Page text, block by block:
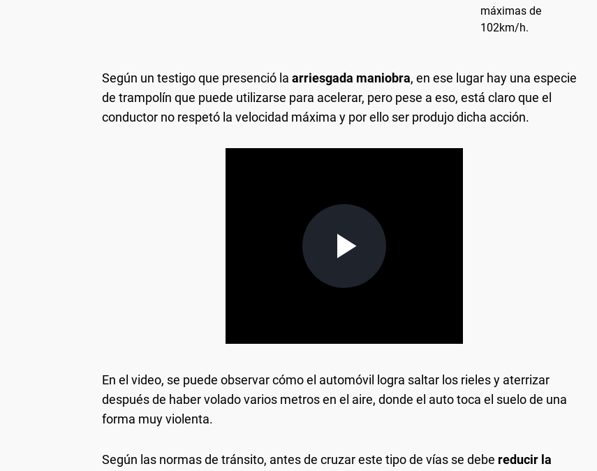
Según un testigo que presenció la arriesgada maniobra, en ese lugar hay una especie
de trampolín que puede utilizarse para acelerar, pero pese a eso, está claro que el
conductor no respetó la velocidad máxima y por ello ser produjo dicha acción.
En el video, se puede observar cómo el automóvil logra saltar los rieles y aterrizar
después de haber volado varios metros en el aire, donde el auto toca el suelo de una
forma muy violenta.
Según las normas de tránsito, antes de cruzar este tipo de vías se debe reducir la